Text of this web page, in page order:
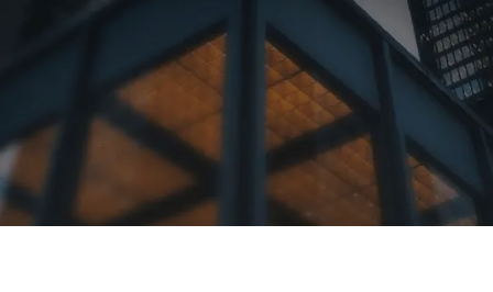
Contactez-nous